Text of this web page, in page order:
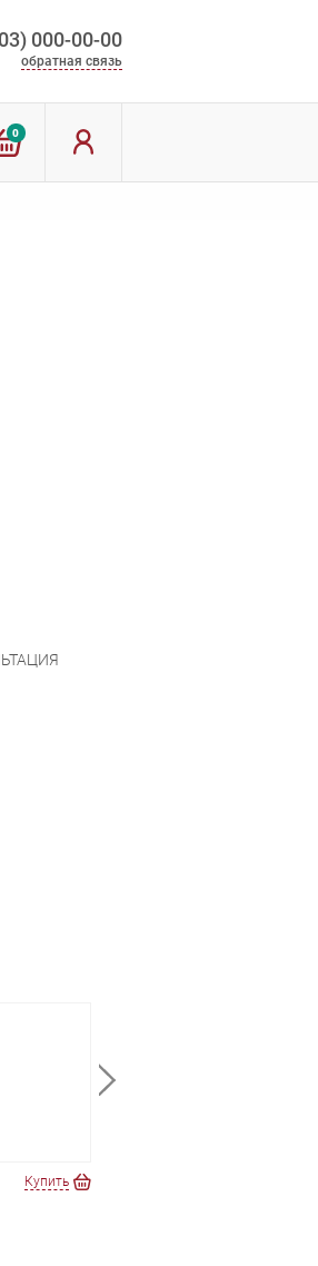
000-00-00
обратная связь
0
Купить